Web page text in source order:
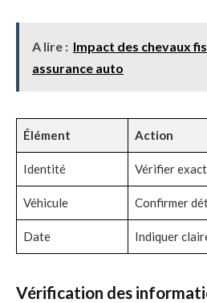
A lire : Impact des chevaux
assurance auto
Élément Action
Identité Vérifier
Véhicule Confirmer
Date Indiquer
Vérification des